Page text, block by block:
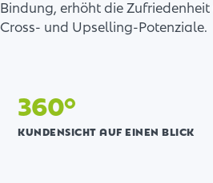
Bindung, erhöht die
Cross- und Upselling-Potenziale.
360°
KUNDENSICHT AUF EINEN BLICK